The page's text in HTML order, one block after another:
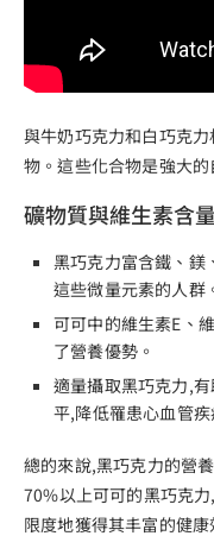
與牛奶巧克力和白巧克
物。這些化合物是強大
礦物質與維生素含
黑巧克力富含鐵、鎂
這些微量元素的人群
可可中的維生素E、
了營養優勢。
適量攝取黑巧克力,
平,降低罹患心血管疾
總的來說,黑巧克力的營
70%以上可可的黑巧克
限度地獲得其丰富的健康